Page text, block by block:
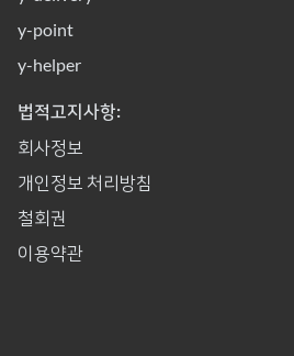
y-point
y-helper
법적고지사항:
회사정보
개인정보 처리방침
철회권
이용약관